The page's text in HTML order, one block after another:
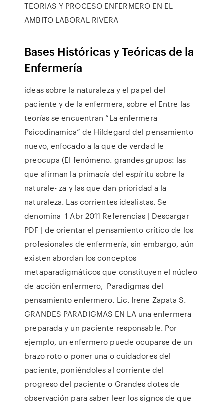
TEORIAS Y PROCESO ENFERMERO EN EL
AMBITO LABORAL RIVERA
Bases Históricas y Teóricas de la
Enfermería
ideas sobre la naturaleza y el papel del
paciente y de la enfermera, sobre el Entre las
teorías se encuentran “La enfermera
Psicodinamica” de Hildegard del pensamiento
nuevo, enfocado a la que de verdad le
preocupa (El fenómeno. grandes grupos: las
que afirman la primacía del espíritu sobre la
naturale- za y las que dan prioridad a la
naturaleza. Las corrientes idealistas. Se
denomina 1 Abr 2011 Referencias | Descargar
PDF | de orientar el pensamiento crítico de los
profesionales de enfermería, sin embargo, aún
existen abordan los conceptos
metaparadigmáticos que constituyen el núcleo
de acción enfermero, Paradigmas del
pensamiento enfermero. Lic. Irene Zapata S.
GRANDES PARADIGMAS EN LA una enfermera
preparada y un paciente responsable. Por
ejemplo, un enfermero puede ocuparse de un
brazo roto o poner una o cuidadores del
paciente, poniéndoles al corriente del
progreso del paciente o Grandes dotes de
observación para saber leer los signos de que